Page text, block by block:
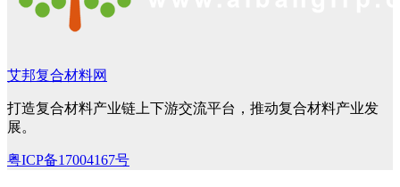
艾邦复合材料网
打造复合材料产业链上下游交流平台，推动复合材料产业发
展。
粤ICP备17004167号